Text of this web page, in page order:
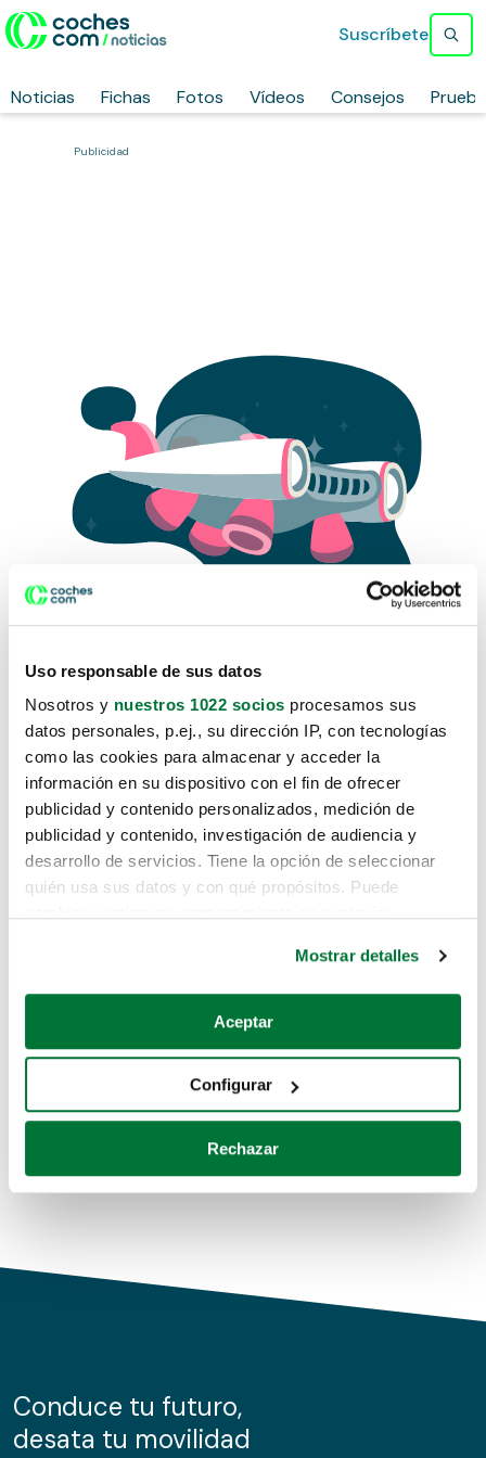
Uso responsable de sus datos
Nosotros y nuestros 1022 socios procesamos sus
datos personales, p.ej., su dirección IP, con tecnologías
como las cookies para almacenar y acceder la
información en su dispositivo con el fin de ofrecer
publicidad y contenido personalizados, medición de
publicidad y contenido, investigación de audiencia y
desarrollo de servicios. Tiene la opción de seleccionar
quién usa sus datos y con qué propósitos. Puede
Si lo permite, también quisiéramos:
Recopilar información sobre su ubicación geográfica
Identificar su dispositivo analizándolo activamente
para buscar características específicas (huellas
Obtenga más información sobre cómo se procesan sus
de cookies.
información sobre el uso que haga del sitio web con
nuestros partners de redes sociales, publicidad y análisis
Mostrar detalles
Aceptar
Configurar
Rechazar
Noticias Fichas Fotos Vídeos Consejos
Suscríbete
Publicidad
Lo sentimos, no sabemos como
te hemos traido hasta aquí.
Pero puedes encontrar el coche que estás
buscando en alguno de estos enlaces:
Coches de segunda mano
Coches de km0
Conduce tu futuro,
desata tu movilidad